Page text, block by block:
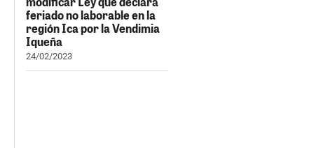
feriado no laborable en la
región Ica por la Vendimia
Iqueña
24/02/2023